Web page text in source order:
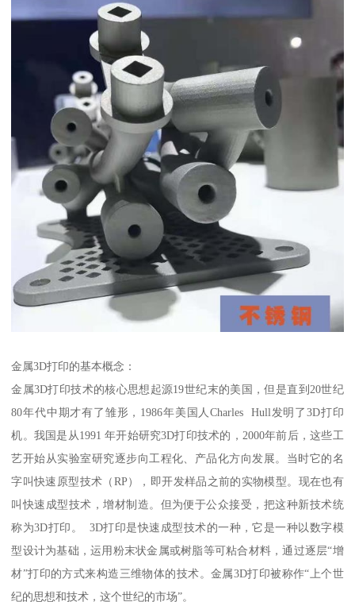
金属3D打印的基本概念：
金属3D打印技术的核心思想起源19世纪末的美国，但是直到20世纪
80年代中期才有了雏形，1986年美国人Charles Hull发明了3D打印
机。我国是从1991 年开始研究3D打印技术的，2000年前后，这些工
艺开始从实验室研究逐步向工程化、产品化方向发展。当时它的名
字叫快速原型技术（RP），即开发样品之前的实物模型。现在也有
叫快速成型技术，增材制造。但为便于公众接受，把这种新技术统
称为3D打印。 3D打印是快速成型技术的一种，它是一种以数字模
型设计为基础，运用粉末状金属或树脂等可粘合材料，通过逐层“增
材”打印的方式来构造三维物体的技术。金属3D打印被称作“上个世
纪的思想和技术，这个世纪的市场”。